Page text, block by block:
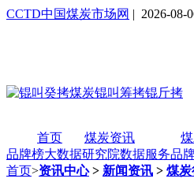
CCTD中国煤炭市场网 | 2026-08-
首页 煤炭资讯
品牌榜大数据研究院数据服务品
首页>资讯中心> 新闻资讯 > 煤